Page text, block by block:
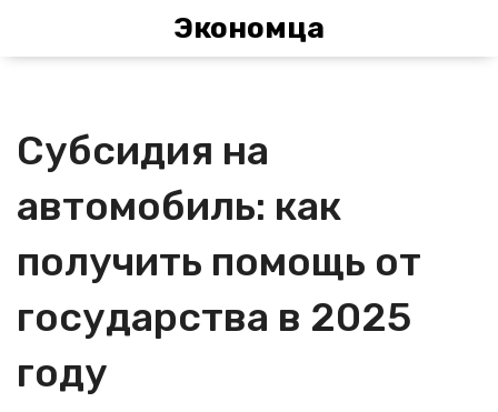
Экономца
Субсидия на
автомобиль: как
получить помощь от
государства в 2025
году